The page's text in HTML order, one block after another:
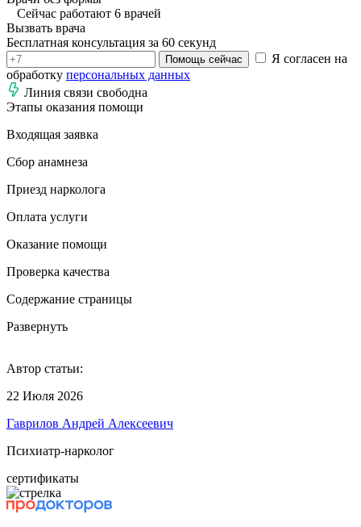
Сейчас работают 6 врачей
Вызвать врача
Бесплатная консультация за 60 секунд
Помощь сейчас
Я согласен на
обработку персональных данных
Линия связи свободна
Этапы оказания помощи
Входящая заявка
Сбор анамнеза
Приезд нарколога
Оплата услуги
Оказание помощи
Проверка качества
Содержание страницы
Развернуть
Автор статьи:
22 Июля 2026
Гаврилов Андрей Алексеевич
Психиатр-нарколог
сертификаты